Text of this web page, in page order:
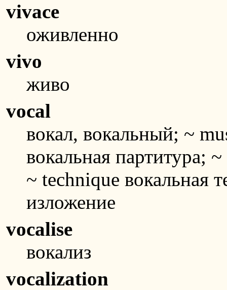
vivace
оживленно
vivo
живо
vocal
вокал, вокальный; ~
вокальная партитура;
~ technique вокальная
изложение
vocalise
вокализ
vocalization